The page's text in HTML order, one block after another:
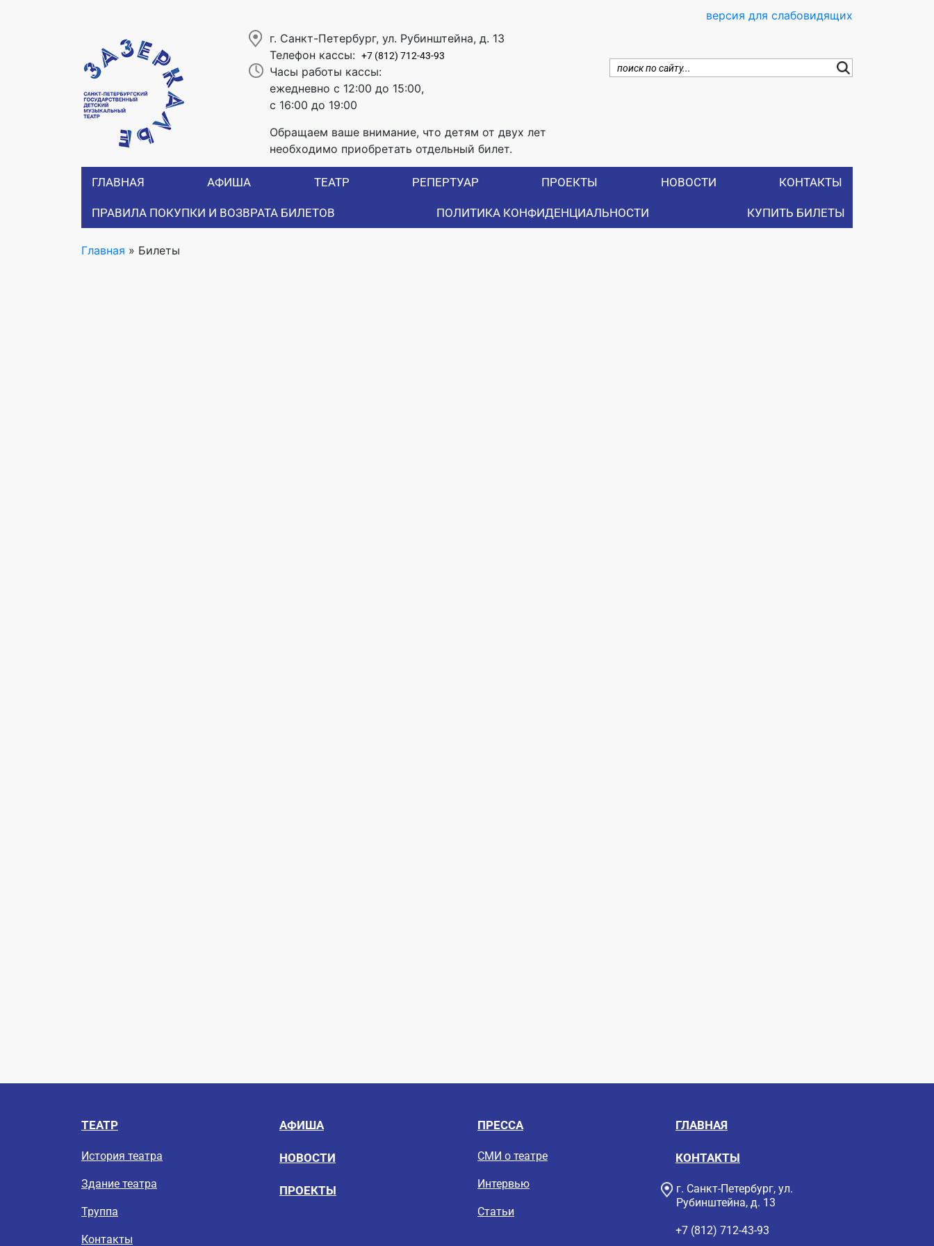
версия для слабовидящих
г. Санкт-Петербург, ул. Рубинштейна, д. 13
Телефон кассы: +7 (812) 712-43-93
Часы работы кассы:
ежедневно с 12:00 до 15:00,
с 16:00 до 19:00
Обращаем ваше внимание, что детям от двух лет
необходимо приобретать отдельный билет.
ГЛАВНАЯ АФИША ТЕАТР РЕПЕРТУАР ПРОЕКТЫ НОВОСТИ КОНТАКТЫ
ПРАВИЛА ПОКУПКИ И ВОЗВРАТА БИЛЕТОВ ПОЛИТИКА КОНФИДЕНЦИАЛЬНОСТИ КУПИТЬ БИЛЕТЫ
Главная » Билеты
ТЕАТР
История театра
Здание театра
Труппа
Контакты
АФИША
НОВОСТИ
ПРОЕКТЫ
ПРЕССА
СМИ о театре
Интервью
Статьи
ГЛАВНАЯ
КОНТАКТЫ
г. Санкт-Петербург, ул.
Рубинштейна, д. 13
+7 (812) 712-43-93